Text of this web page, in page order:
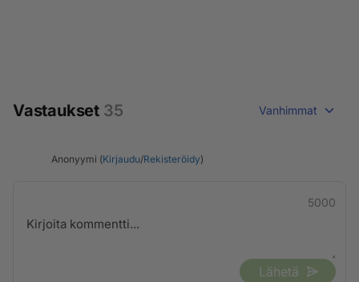
Vastaukset 35 Vanhimmat
Anonyymi (Kirjaudu/Rekisteröidy)
5000
Lähetä